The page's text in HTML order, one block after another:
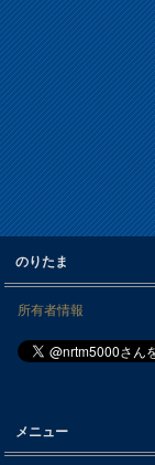
のりたま
所有者情報
メニュー